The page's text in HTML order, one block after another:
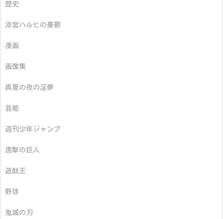
歴史
涼宮ハルヒの憂鬱
漫画
画像集
真夏の夜の淫夢
芸能
週刊少年ジャンプ
進撃の巨人
遊戯王
野球
鬼滅の刃